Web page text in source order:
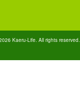
Kaeru-Life. All rights reserved.